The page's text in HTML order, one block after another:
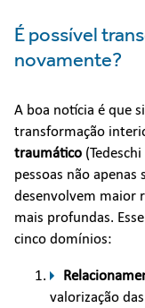
É possível
novamente?
A boa notícia é que
transformação
traumático
pessoas não
desenvolvem maior
mais profundas.
cinco domínios:
valorização